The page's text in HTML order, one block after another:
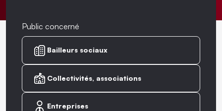
Public concerné
Bailleurs sociaux
Collectivités, associations
Entreprises